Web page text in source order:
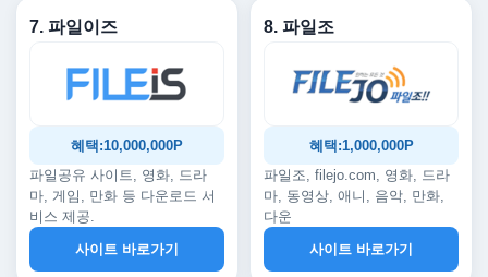
7. 파일이즈
혜택:10,000,000P
파일공유 사이트, 영화, 드라
마, 게임, 만화 등 다운로드 서
비스 제공.
사이트 바로가기
8. 파일조
혜택:1,000,000P
파일조, filejo.com, 영화, 드라
마, 동영상, 애니, 음악, 만화,
다운
사이트 바로가기